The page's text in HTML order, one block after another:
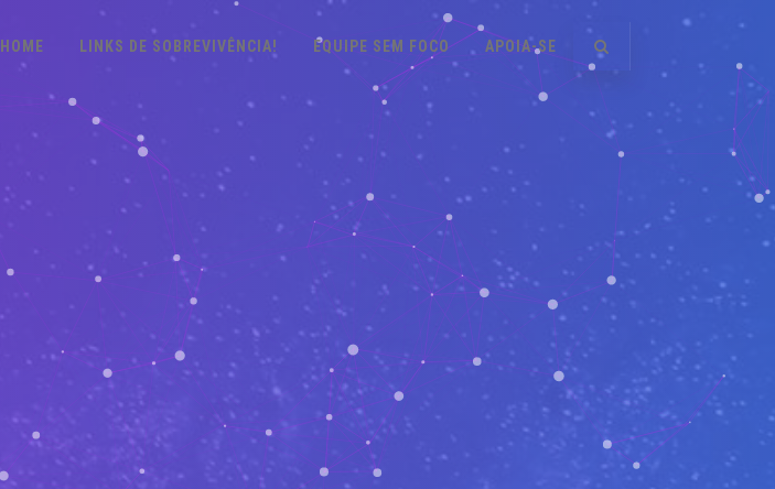
HOME LINKS DE SOBREVIVÊNCIA! EQUIPE SEM FOCO APOIA-SE